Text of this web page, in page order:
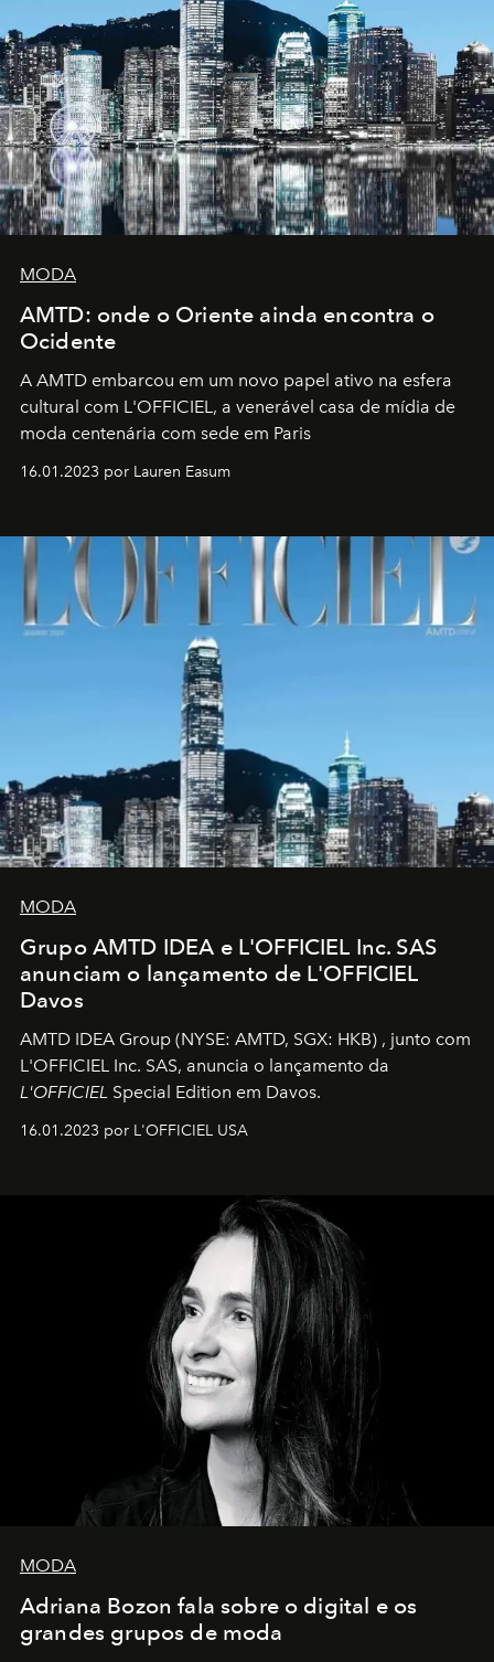
MODA
AMTD: onde o Oriente ainda encontra o
Ocidente
A AMTD embarcou em um novo papel ativo na esfera
cultural com L'OFFICIEL, a venerável casa de mídia de
moda centenária com sede em Paris
16.01.2023 por Lauren Easum
MODA
Grupo AMTD IDEA e L'OFFICIEL Inc. SAS
anunciam o lançamento de L'OFFICIEL
Davos
AMTD IDEA Group (NYSE: AMTD, SGX: HKB) , junto com
L'OFFICIEL Inc. SAS, anuncia o lançamento da
L'OFFICIEL Special Edition em Davos.
16.01.2023 por L'OFFICIEL USA
MODA
Adriana Bozon fala sobre o digital e os
grandes grupos de moda